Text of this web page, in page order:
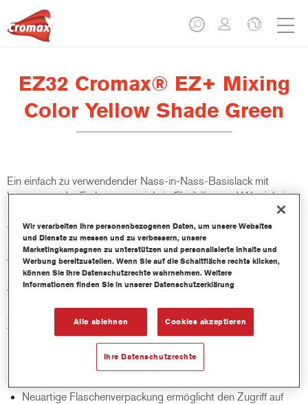
EZ32 Cromax® EZ+ Mixing
Color Yellow Shade Green
Ein einfach zu verwendender Nass-in-Nass-Basislack mit
hervorragender Farbtongenauigkeit, Flexibilität und Wertigkeit.
exzellente Kontrolle von Wolkenbildungen machen alle
Reparaturen einfacher und schneller. Bietet zusätzlich Zugang
zu einer kontinuierlich aktualisierten Datenbank mit über 100.000
Uni-, Metallic- und Perlmutt-Farbtonformeln. Die innovativen,
zusammendrückbaren Flaschen sorgen für eine genauere
Standard für Leistung und Kosteneffizienz von Basislacken auf
Wasserbasis.
Produktmerkmale
Neuartige Flaschenverpackung ermöglicht den Zugriff auf
Wir verarbeiten Ihre personenbezogenen Daten, um unsere Websites
und Dienste zu messen und zu verbessern, unsere
Marketingkampagnen zu unterstützen und personalisierte Inhalte und
Werbung bereitzustellen. Wenn Sie auf die Schaltfläche rechts klicken,
können Sie Ihre Datenschutzrechte wahrnehmen. Weitere
Informationen finden Sie in unserer Datenschutzerklärung
Alle ablehnen Cookies akzeptieren
Ihre Datenschutzrechte